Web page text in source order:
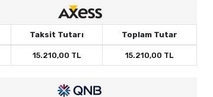
Taksit Tutarı Toplam Tutar
15.210,00 TL 15.210,00 TL